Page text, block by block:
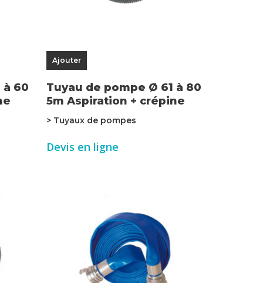
à 60
Ajouter
Tuyau de pompe Ø 61 à 80
5m Aspiration + crépine
> Tuyaux de pompes
Devis en ligne